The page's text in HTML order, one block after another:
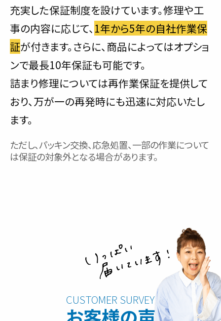
充実した保証制度を設けています。修理や工
事の内容に応じて、 1年から5年の自社作業保
証が付きます。さらに、商品によってはオプショ
ンで最長10年保証も可能です。
詰まり修理については再作業保証を提供して
おり、万が一の再発時にも迅速に対応いたし
ます。
ただし、パッキン交換、応急処置、一部の作業について
は保証の対象外となる場合があります。